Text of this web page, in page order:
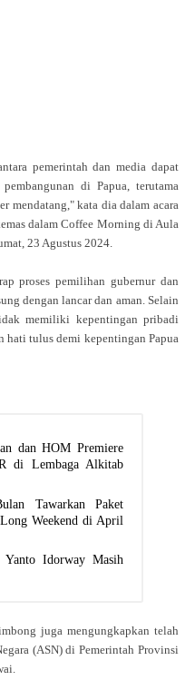
pemerintah dan media dapat
di Papua, terutama
mendatang," kata dia dalam acara
dalam Coffee Morning di Aula
23 Agustus 2024.
proses pemilihan gubernur dan
dengan lancar dan aman. Selain
memiliki kepentingan pribadi
hati tulus demi kepentingan Papua
dan HOM Premiere
di Lembaga Alkitab
Tawarkan Paket
Weekend di April
Yanto Idorway Masih
juga mengungkapkan telah
(ASN) di Pemerintah Provinsi